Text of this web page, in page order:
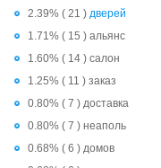
2.39% ( 21 )дверей
1.71% ( 15 ) альянс
1.60% ( 14 ) салон
1.25% ( 11 ) заказ
0.80% ( 7 ) доставка
0.80% ( 7 ) неаполь
0.68% ( 6 ) домов